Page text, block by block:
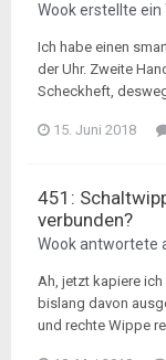
Wookerstellte ein
Ich habe einen
der Uhr. Zweite
Scheckheft,
15. Juni 2018
451:
verbunden?
Wookantwortete
Ah, jetzt kapiere
bislang davon
und rechte Wippe